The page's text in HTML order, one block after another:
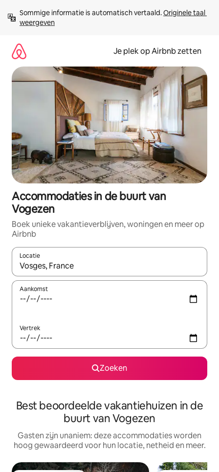
direct
naar
Sommige informatie is automatisch vertaald. Originele taal
weergeven
Je plek op Airbnb zetten
Accommodaties in de buurt van
Vogezen
Boek unieke vakantieverblijven, woningen en meer op
Airbnb
Locatie
Wanneer er resultaten beschikbaar zijn, maak je een keuze
Aankomst
Vertrek
Zoeken
Best beoordeelde vakantiehuizen in de
buurt van Vogezen
Gasten zijn unaniem: deze accommodaties worden
hoog gewaardeerd voor hun locatie, netheid en meer.